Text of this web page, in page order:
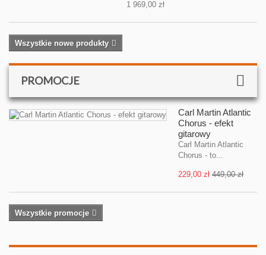
1 969,00 zł
Wszystkie nowe produkty
PROMOCJE
Carl Martin Atlantic
Chorus - efekt
gitarowy
Carl Martin Atlantic
Chorus - to...
229,00 zł 449,00 zł
Wszystkie promocje